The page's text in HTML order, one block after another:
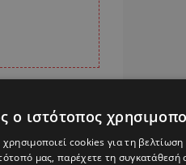
ο ιστότοπος
cookies για τη
μας, παρέχετε τη